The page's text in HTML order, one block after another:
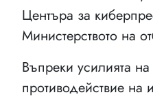
Центъра за
Министерството на
Въпреки усилията
противодействие на